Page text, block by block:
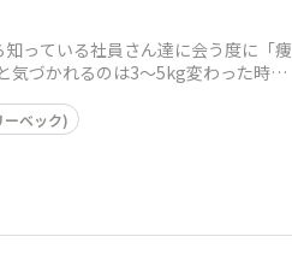
っている社員さん達に会う度に「痩
気づかれるのは3〜5kg変わった時〉
ーベック)